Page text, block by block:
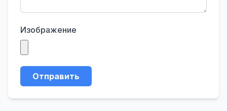
Изображение
Отправить